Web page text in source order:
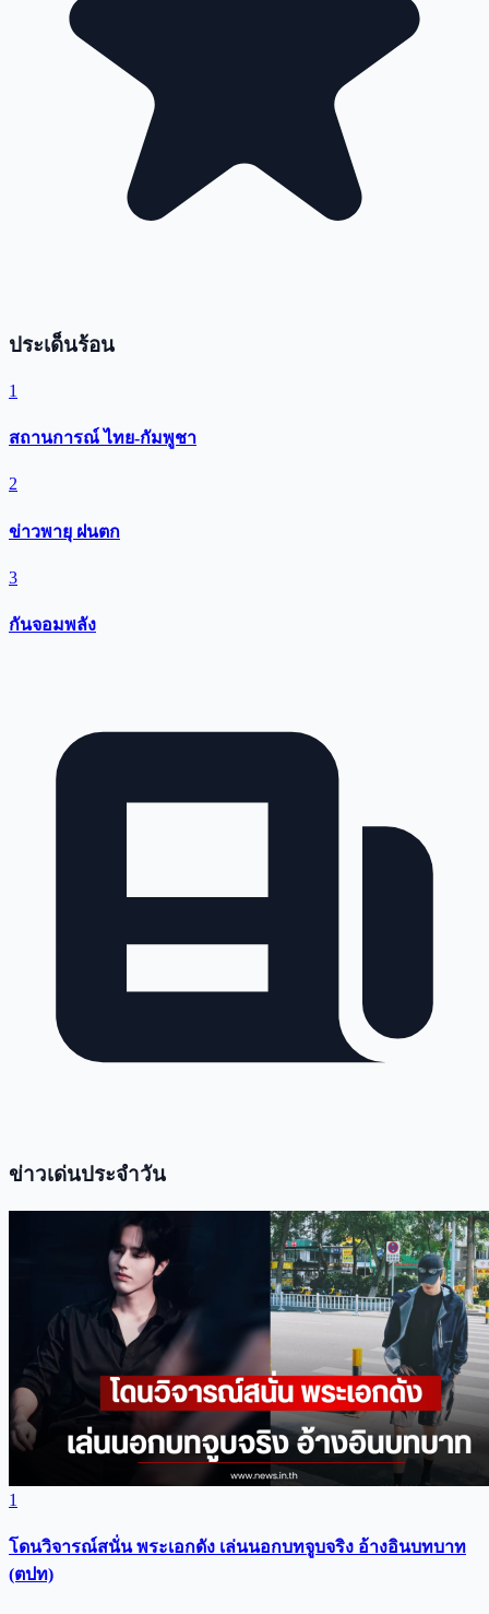
ประเด็นร้อน
1
สถานการณ์ ไทย-กัมพูชา
2
ข่าวพายุ ฝนตก
3
กันจอมพลัง
ข่าวเด่นประจำวัน
1
โดนวิจารณ์สนั่น พระเอกดัง เล่นนอกบทจูบจริง อ้างอินบทบาท
(ตปท)